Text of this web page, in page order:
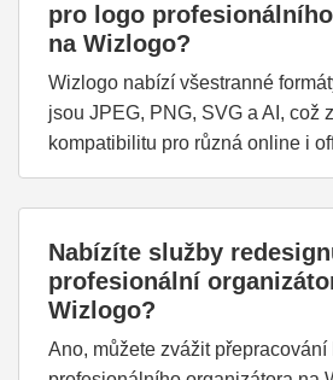
pro logo
na Wizlogo?
Wizlogo nabízí všestranné
jsou JPEG, PNG, SVG a AI, což
kompatibilitu pro různá online i
Nabízíte služby
profesionální
Wizlogo?
Ano, můžete zvážit přepracování